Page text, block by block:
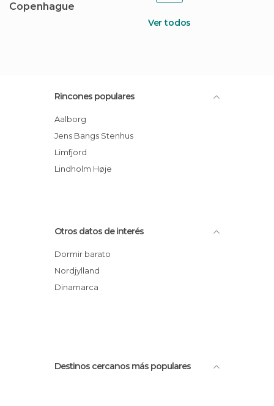
Copenhague
Ver todos
Rincones populares
Aalborg
Jens Bangs Stenhus
Limfjord
Lindholm Høje
Otros datos de interés
Dormir barato
Nordjylland
Dinamarca
Destinos cercanos más populares